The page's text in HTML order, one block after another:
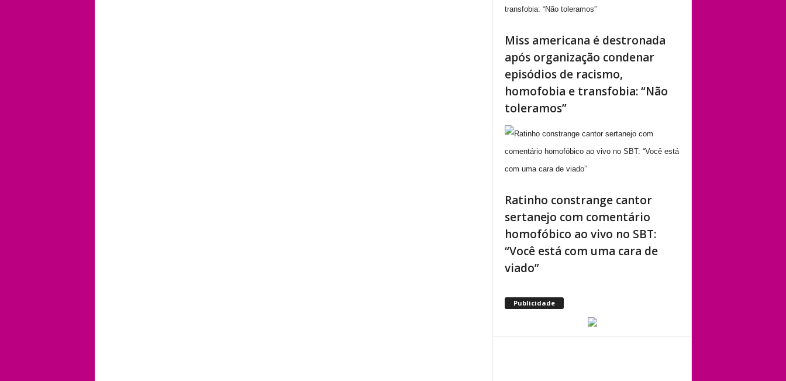
Miss americana é destronada
após organização condenar
episódios de racismo,
homofobia e transfobia: “Não
toleramos”
Ratinho constrange cantor
sertanejo com comentário
homofóbico ao vivo no SBT:
“Você está com uma cara de
viado”
Publicidade